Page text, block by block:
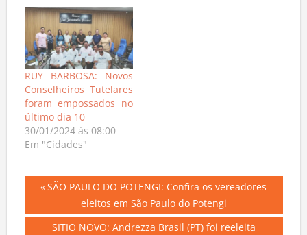
RUY BARBOSA: Novos
Conselheiros Tutelares
foram empossados no
último dia 10
30/01/2024 às 08:00
Em "Cidades"
Navegação
de
Previous
SÃO PAULO DO POTENGI: Confira os vereadores
eleitos em São Paulo do Potengi
Next
SITIO NOVO: Andrezza Brasil (PT) foi reeleita